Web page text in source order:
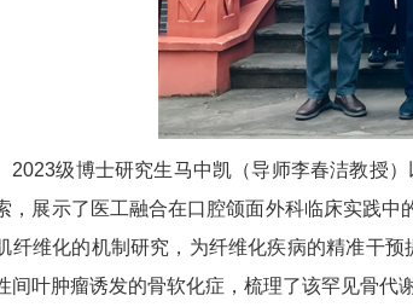
2023级博士研究生马中凯（导师李春洁教授
，展示了医工融合在口腔颌面外科临床实践
纤维化的机制研究，为纤维化疾病的精准干
间叶肿瘤诱发的骨软化症，梳理了该罕见骨代